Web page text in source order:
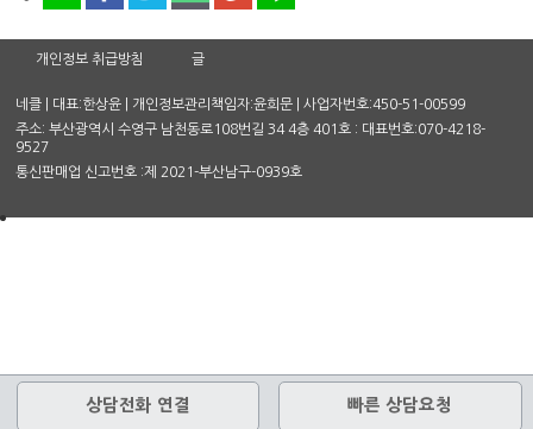
개인정보 취급방침 글
네클 | 대표:한상윤 | 개인정보관리책임자:윤희문 | 사업자번호:450-51-00599
주소: 부산광역시 수영구 남천동로108번길 34 4층 401호 : 대표번호:070-4218-
9527
통신판매업 신고번호 :제 2021-부산남구-0939호
상담전화 연결 빠른 상담요청